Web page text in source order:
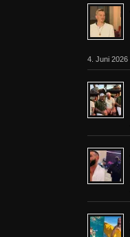
4. Juni 2026